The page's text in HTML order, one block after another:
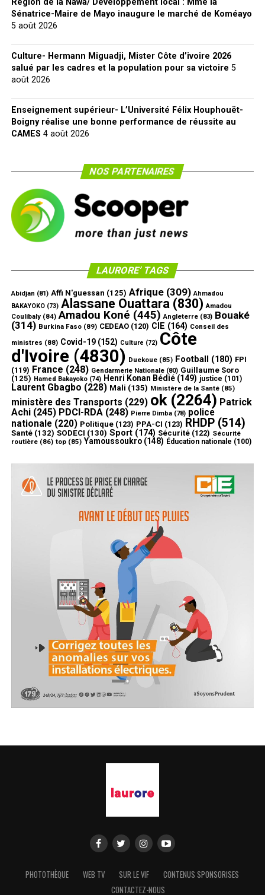
Région de la Nawa/ Développement local : Mme la
Sénatrice-Maire de Mayo inaugure le marché de Koméayo
5 août 2026
Culture- Hermann Miguadji, Mister Côte d’ivoire 2026
salué par les cadres et la population pour sa victoire 5
août 2026
Enseignement supérieur- L’Université Félix Houphouët-
Boigny réalise une bonne performance de réussite au
CAMES 4 août 2026
NOS PARTENAIRES
LAURORE’ TAGS
Abidjan (81) Affi N'guessan (125) Afrique(309) Ahmadou
BAKAYOKO(73) Alassane Ouattara (830) Amadou
Coulibaly(84) Amadou Koné (445) Angleterre(83) Bouaké
(314) Burkina Faso(89) CEDEAO(120) CIE (164) Conseil des
ministres (88) Covid-19(152) Culture (72) Côte
d'Ivoire(4830) Duekoue(85) Football (180) FPI
(119) France (248) Gendarmerie Nationale(80) Guillaume Soro
(125) Hamed Bakayoko(74) Henri Konan Bédié(149) justice (101)
Laurent Gbagbo (228) Mali (135) Ministère de la Santé(85)
ministère des Transports (229) ok(2264) Patrick
Achi(245) PDCI-RDA(248) Pierre Dimba(78) police
nationale(220) Politique(123) PPA-CI (123) RHDP(514)
Santé(132) SODECI (130) Sport(174) Sécurité(122) Sécurité
routière(86) top(85) Yamoussoukro(148) Éducation nationale (100)
PHOTOTHÈQUE WEB TV SUR LE VIF
CONTENUS SPONSORISES
CONTACTEZ-NOUS